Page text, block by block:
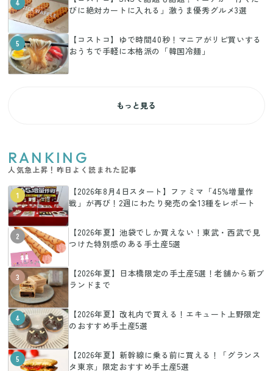
4
びに絶対カートに入れる」激うま優秀グルメ3選
5
【コストコ】ゆで時間40秒！マニアがリピ買いする
おうちで手軽に本格派の「韓国冷麺」
もっと見る
RANKING
人気急上昇！昨日よく読まれた記事
1
【2026年8月4日スタート】ファミマ「45%増量作
戦」が再び！2週にわたり発売の全13種をレポート
2
【2026年夏】池袋でしか買えない！東武・西武で見
つけた特別感のある手土産5選
3
【2026年夏】日本橋限定の手土産5選！老舗から新ブ
ランドまで
4
【2026年夏】改札内で買える！エキュート上野限定
のおすすめ手土産5選
5
【2026年夏】新幹線に乗る前に買える！「グランス
タ東京」限定おすすめ手土産5選